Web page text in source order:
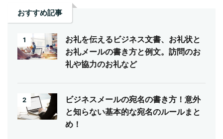
おすすめ記事
1
お礼を伝えるビジネス文書、お礼状と
お礼メールの書き方と例文。訪問のお
礼や協力のお礼など
2
ビジネスメールの宛名の書き方！意外
と知らない基本的な宛名のルールまと
め！